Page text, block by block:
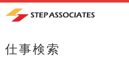
仕事検索